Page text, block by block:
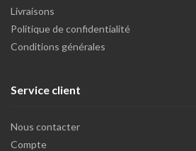
Livraisons
Politique de confidentialité
Conditions générales
Service client
Nous contacter
Compte